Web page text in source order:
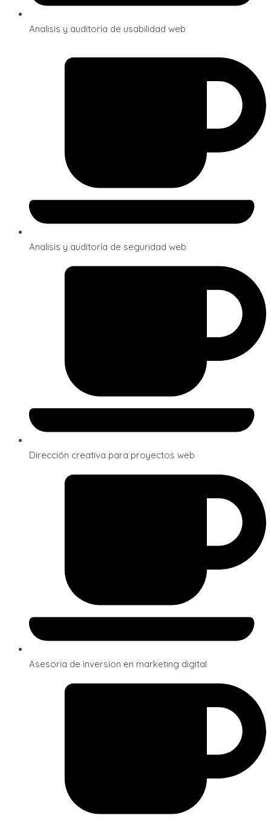
Analisis y auditoría de usabilidad web
Analisis y auditoría de seguridad web
Dirección creativa para proyectos web
Asesoria de inversion en marketing digital